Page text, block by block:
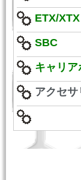
ETX/XTX
SBC
キャリア
アクセサ